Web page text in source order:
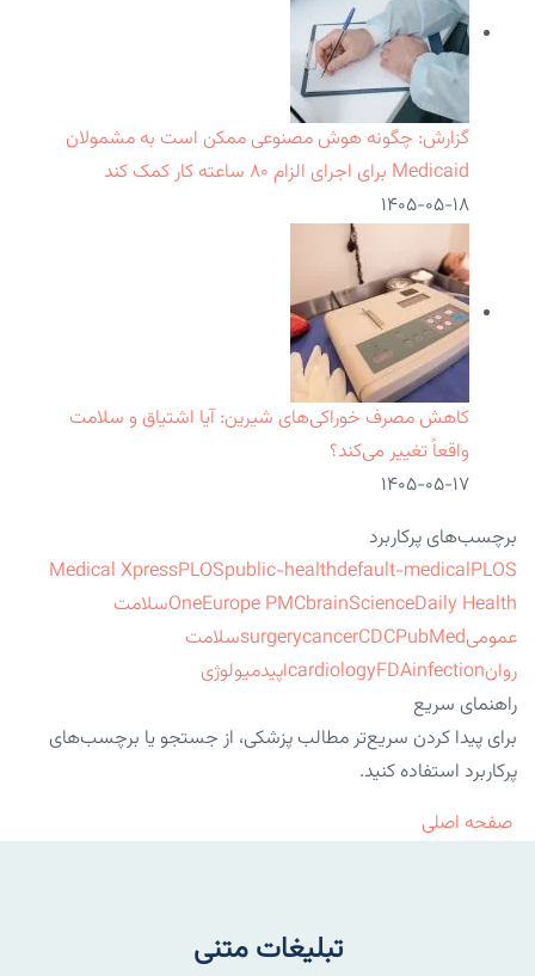
گزارش: چگونه هوش مصنوعی ممکن است به مشمولان
Medicaid برای اجرای الزام ۸۰ ساعته کار کمک کند
۱۴۰۵-۰۵-۱۸
کاهش مصرف خوراکی‌های شیرین: آیا اشتیاق و سلامت
واقعاً تغییر می‌کند؟
۱۴۰۵-۰۵-۱۷
برچسب‌های پرکاربرد
Medical XpressPLOSpublic-healthdefault-medicalPLOS
OneEurope PMCbrainScienceDaily Health
سلامت
عمومی
surgerycancerCDCPubMed
سلامت
روان
cardiologyFDAinfection
اپیدمیولوژی
راهنمای سریع
برای پیدا کردن سریع‌تر مطالب پزشکی، از جستجو یا برچسب‌های
پرکاربرد استفاده کنید.
صفحه اصلی
تبلیغات متنی